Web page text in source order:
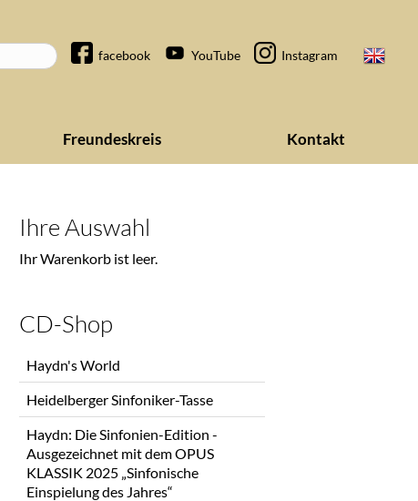
Navigation
facebook YouTube Instagram
Freundeskreis Kontakt
Ihre Auswahl
Ihr Warenkorb ist leer.
CD-Shop
überspringen
Haydn's World
Heidelberger Sinfoniker-Tasse
Haydn: Die Sinfonien-Edition -
Ausgezeichnet mit dem OPUS
KLASSIK 2025 „Sinfonische
Einspielung des Jahres“